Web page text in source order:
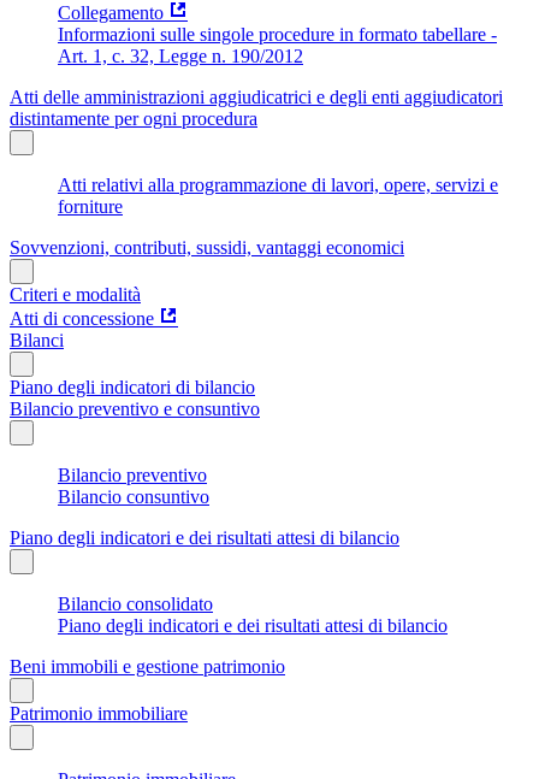
Collegamento
Informazioni sulle singole procedure in formato tabellare -
Art. 1, c. 32, Legge n. 190/2012
Atti delle amministrazioni aggiudicatrici e degli enti aggiudicatori
distintamente per ogni procedura
Atti relativi alla programmazione di lavori, opere, servizi e
forniture
Sovvenzioni, contributi, sussidi, vantaggi economici
Criteri e modalità
Atti di concessione
Bilanci
Piano degli indicatori di bilancio
Bilancio preventivo e consuntivo
Bilancio preventivo
Bilancio consuntivo
Piano degli indicatori e dei risultati attesi di bilancio
Bilancio consolidato
Piano degli indicatori e dei risultati attesi di bilancio
Beni immobili e gestione patrimonio
Patrimonio immobiliare